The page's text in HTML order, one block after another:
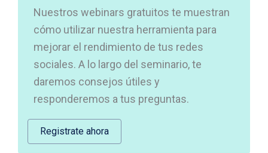
Nuestros webinars gratuitos te muestran
cómo utilizar nuestra herramienta para
mejorar el rendimiento de tus redes
sociales. A lo largo del seminario, te
daremos consejos útiles y
responderemos a tus preguntas.
Registrate ahora